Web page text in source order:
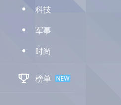
D 科技
D 军事
D 时尚
 榜单 NEW